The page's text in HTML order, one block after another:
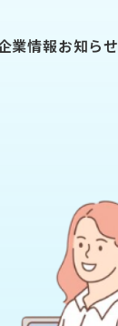
業情報お知らせ